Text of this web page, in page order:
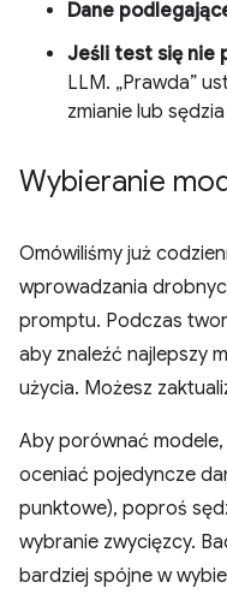
Dane
Jeśli test się nie
LLM. „Prawda”
zmianie lub
Wybieranie
Omówiliśmy już
wprowadzania
promptu. Podczas
aby znaleźć najlepszy
użycia. Możesz
Aby porównać modele,
oceniać pojedyncze
punktowe), poproś
wybranie zwycięzcy.
bardziej spójne w